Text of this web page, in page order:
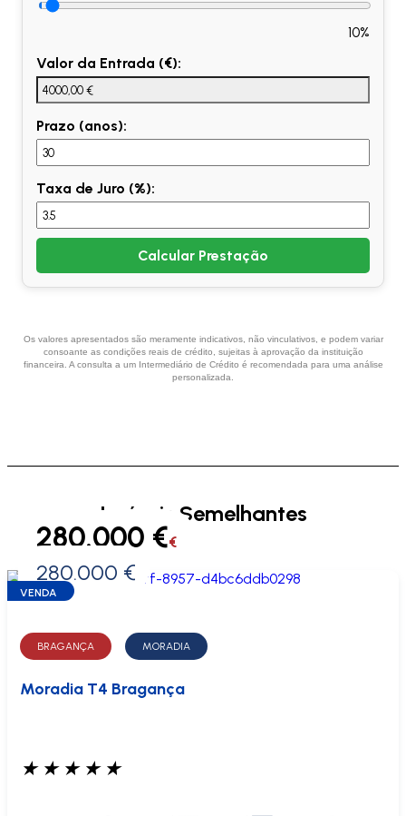
10%
Valor da Entrada (€):
Prazo (anos):
Taxa de Juro (%):
Calcular Prestação
Os valores apresentados são meramente indicativos, não vinculativos, e podem variar
consoante as condições reais de crédito, sujeitas à aprovação da instituição
financeira. A consulta a um Intermediário de Crédito é recomendada para uma análise
personalizada.
Imóveis Semelhantes
0 €
280.000 €€
280.000 €
VENDA
BRAGANÇA MORADIA
Moradia T4 Bragança
★ ★ ★ ★ ★